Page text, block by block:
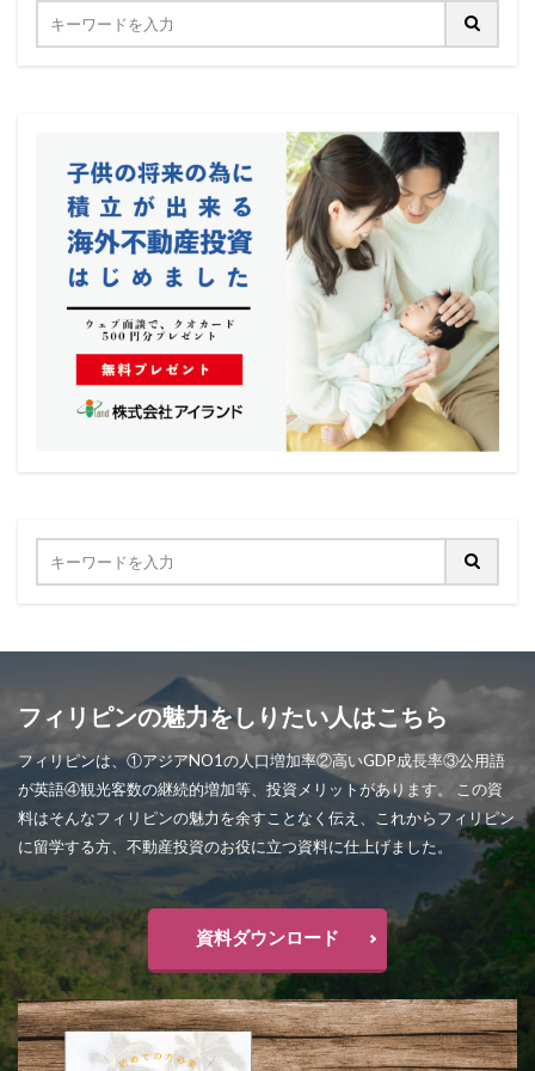
フィリピンの魅力をしりたい人はこちら
フィリピンは、①アジアNO1の人口増加率②高いGDP成長率③公用語
が英語④観光客数の継続的増加等、投資メリットがあります。 この資
料はそんなフィリピンの魅力を余すことなく伝え、これからフィリピン
に留学する方、不動産投資のお役に立つ資料に仕上げました。
資料ダウンロード